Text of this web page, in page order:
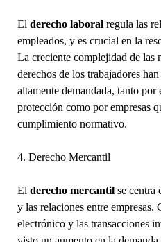
El derecho laboralregula las
empleados, y es crucial en la
La creciente complejidad de las
derechos de los trabajadores
altamente demandada, tanto por
protección como por empresas
cumplimiento normativo.
4. Derecho Mercantil
El derecho mercantilse centra
y las relaciones entre empresas.
electrónico y las transacciones